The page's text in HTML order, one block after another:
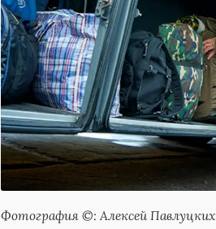
Фотография ©: Алексей Павлуцких